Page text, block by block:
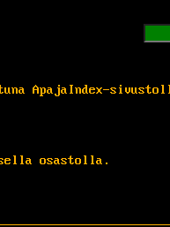
ApajaIndex-
osastolla.